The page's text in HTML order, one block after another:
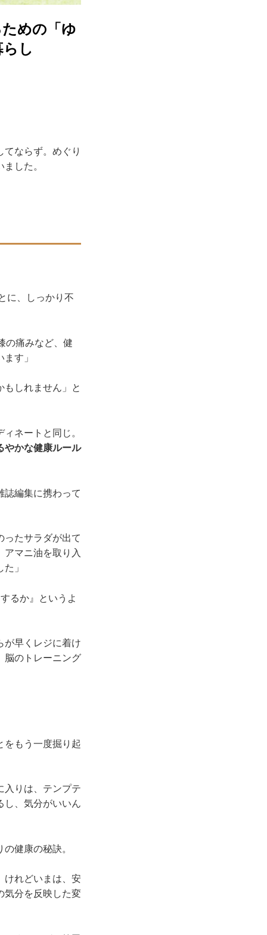
めの「ゆ
し
ならず。めぐり
ました。
に、しっかり不
の痛みなど、健
ます」
しれません」と
ネートと同じ。
やかな健康ルール
誌編集に携わって
ったサラダが出て
アマニ油を取り入
」
るか』というよ
が早くレジに着け
脳のトレーニング
をもう一度掘り起
入りは、テンプテ
し、気分がいいん
健康の秘訣。
けれどいまは、安
気分を反映した変